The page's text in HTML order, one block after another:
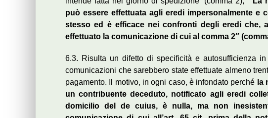
può essere effettuata agli eredi impersonalmente e
stesso ed è efficace nei confronti degli eredi che,
effettuato la comunicazione di cui al comma 2″
6.3. Risulta un difetto di specificità e autosufficienza
comunicazioni che sarebbero state effettuate almeno
pagamento. Il motivo, in ogni caso, è infondato perché la
un contribuente deceduto, notificato agli eredi
domicilio del de cuius, è nulla, ma non